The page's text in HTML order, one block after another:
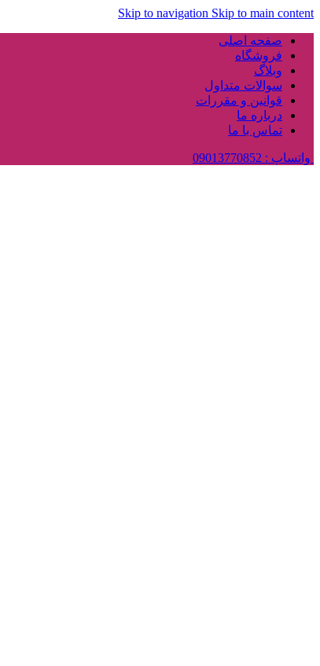
Skip to navigation Skip to main content
صفحه اصلی
فروشگاه
وبلاگ
سوالات متداول
قوانین و مقررات
درباره ما
تماس با ما
واتساپ : 09013770852